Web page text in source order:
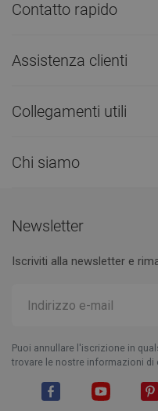
Contatto rapido
Assistenza clienti
Collegamenti utili
Chi siamo
Newsletter
Iscriviti alla newsletter e
Puoi annullare l'iscrizione in
trovare le nostre informazioni